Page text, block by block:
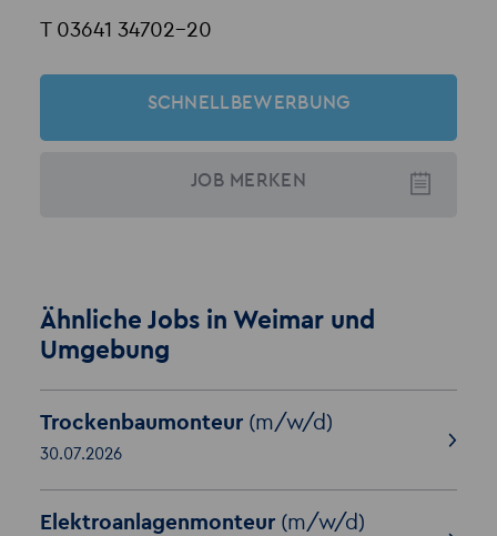
T 03641 34702-20
SCHNELLBEWERBUNG
JOB MERKEN
Ähnliche Jobs in Weimar und
Umgebung
Trockenbaumonteur (m/w/d)
30.07.2026
Elektroanlagenmonteur (m/w/d)